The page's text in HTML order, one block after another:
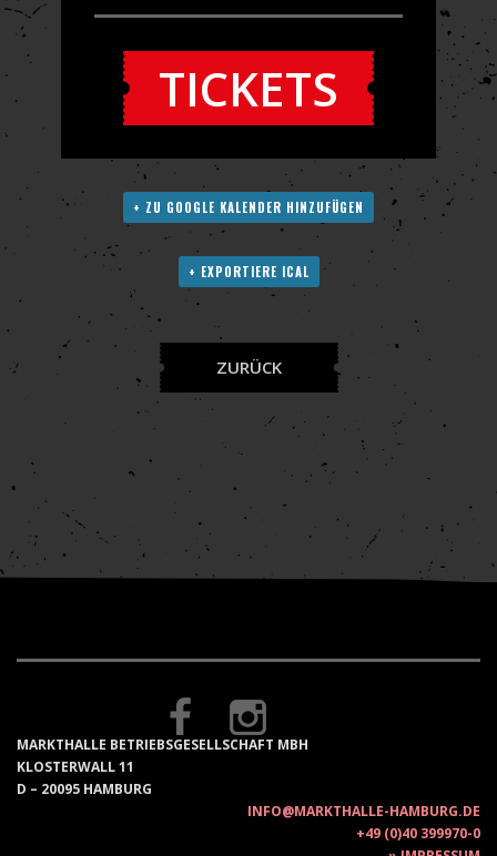
TICKETS
+ ZU GOOGLE KALENDER HINZUFÜGEN
+ EXPORTIERE ICAL
ZURÜCK
MARKTHALLE BETRIEBSGESELLSCHAFT MBH
KLOSTERWALL 11
D – 20095 HAMBURG
INFO@MARKTHALLE-HAMBURG.DE
+49 (0)40 399970-0